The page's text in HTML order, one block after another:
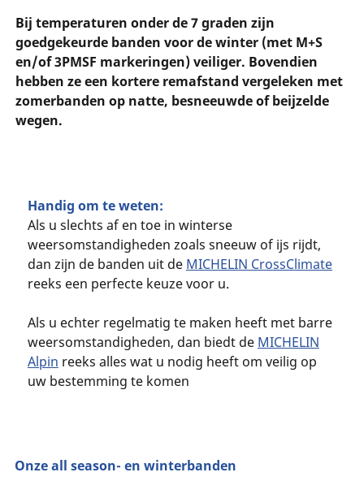
Bij temperaturen onder de 7 graden zijn
goedgekeurde banden voor de winter (met M+S
en/of 3PMSF markeringen) veiliger. Bovendien
hebben ze een kortere remafstand vergeleken met
zomerbanden op natte, besneeuwde of beijzelde
wegen.
Handig om te weten:
Als u slechts af en toe in winterse
weersomstandigheden zoals sneeuw of ijs rijdt,
dan zijn de banden uit de MICHELIN CrossClimate
reeks een perfecte keuze voor u.
Als u echter regelmatig te maken heeft met barre
weersomstandigheden, dan biedt de MICHELIN
Alpin reeks alles wat u nodig heeft om veilig op
uw bestemming te komen
Onze all season- en winterbanden